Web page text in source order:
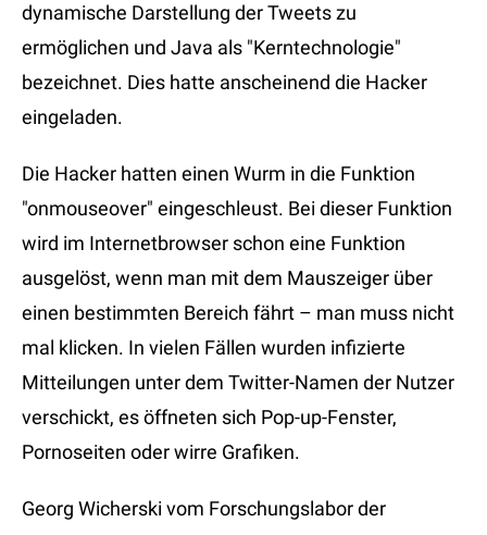
dynamische Darstellung der Tweets zu
ermöglichen und Java als "Kerntechnologie"
bezeichnet. Dies hatte anscheinend die Hacker
eingeladen.
Die Hacker hatten einen Wurm in die Funktion
"onmouseover" eingeschleust. Bei dieser Funktion
wird im Internetbrowser schon eine Funktion
ausgelöst, wenn man mit dem Mauszeiger über
einen bestimmten Bereich fährt – man muss nicht
mal klicken. In vielen Fällen wurden infizierte
Mitteilungen unter dem Twitter-Namen der Nutzer
verschickt, es öffneten sich Pop-up-Fenster,
Pornoseiten oder wirre Grafiken.
Georg Wicherski vom Forschungslabor der